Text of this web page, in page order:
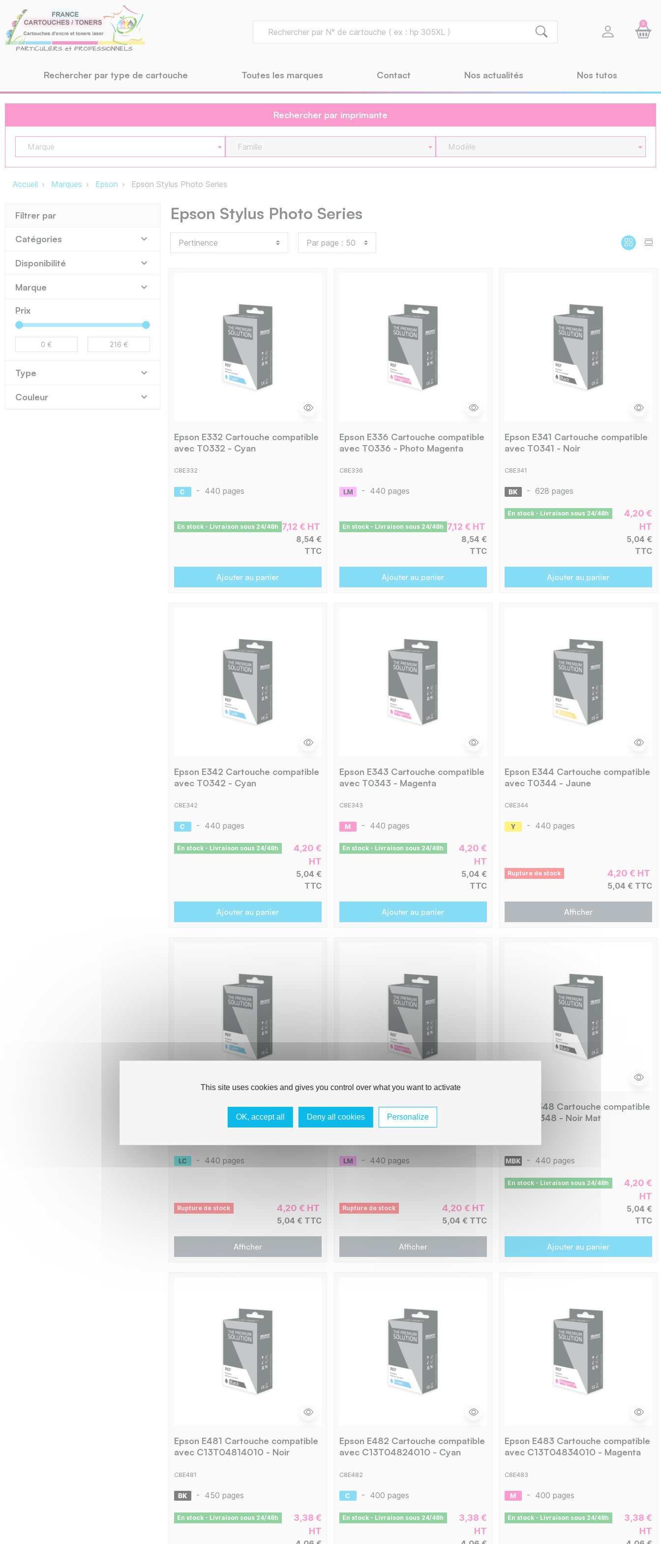
0
Rechercher par type de cartouche Toutes les marques Contact Nos actualités Nos tutos
Rechercher par imprimante
Marque Famille Modèle
Accueil Marques Epson Epson Stylus Photo Series
Filtrer par
Catégories 
Disponibilité 
Marque 
Prix
Type 
Couleur 
Epson Stylus Photo Series
Epson E332 Cartouche compatible
avec T0332 - Cyan
C8E332
- 440 pages
En stock - Livraison sous 24/48h 7,12 € HT
8,54 €
TTC
Ajouter au panier
Epson E336 Cartouche compatible
avec T0336 - Photo Magenta
C8E336
- 440 pages
En stock - Livraison sous 24/48h 7,12 € HT
8,54 €
TTC
Ajouter au panier
Epson E341 Cartouche compatible
avec T0341 - Noir
C8E341
- 628 pages
En stock - Livraison sous 24/48h
4,20 €
HT
5,04 €
TTC
Ajouter au panier
Epson E342 Cartouche compatible
avec T0342 - Cyan
C8E342
- 440 pages
En stock - Livraison sous 24/48h
4,20 €
HT
5,04 €
TTC
Ajouter au panier
Epson E343 Cartouche compatible
avec T0343 - Magenta
C8E343
- 440 pages
En stock - Livraison sous 24/48h
4,20 €
HT
5,04 €
TTC
Ajouter au panier
Epson E344 Cartouche compatible
avec T0344 - Jaune
C8E344
- 440 pages
Rupture de stock 4,20 € HT
5,04 € TTC
Afficher
Epson E345 Cartouche compatible
avec T0345 - Cyan Clair
- 440 pages
Rupture de stock 4,20 € HT
5,04 € TTC
Afficher
Epson E346 Cartouche compatible
avec T0346 - Photo Magenta
- 440 pages
Rupture de stock 4,20 € HT
5,04 € TTC
Afficher
Epson E348 Cartouche compatible
avec T0348 - Noir Mat
- 440 pages
En stock - Livraison sous 24/48h
4,20 €
HT
5,04 €
TTC
Ajouter au panier
Epson E481 Cartouche compatible
avec C13T04814010 - Noir
C8E481
- 450 pages
En stock - Livraison sous 24/48h
3,38 €
HT
Epson E482 Cartouche compatible
avec C13T04824010 - Cyan
C8E482
- 400 pages
En stock - Livraison sous 24/48h
3,38 €
HT
Epson E483 Cartouche compatible
avec C13T04834010 - Magenta
C8E483
- 400 pages
En stock - Livraison sous 24/48h
3,38 €
HT
This site uses cookies and gives you control over what you want to activate
OK, accept all Deny all cookies Personalize